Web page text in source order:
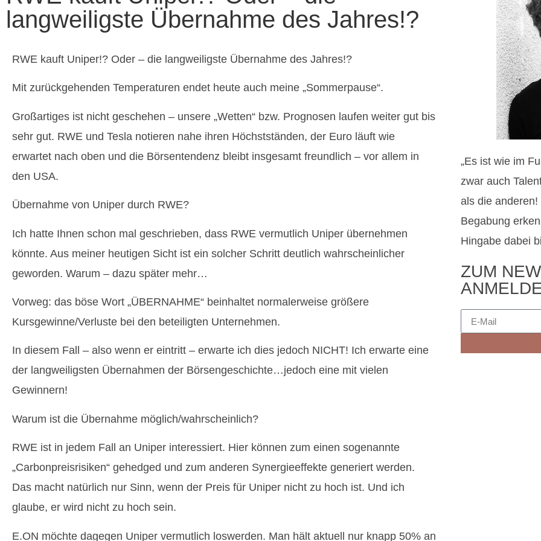
langweiligste Übernahme des Jahres!?
RWE kauft Uniper!? Oder – die langweiligste Übernahme des Jahres!?
Mit zurückgehenden Temperaturen endet heute auch meine „Sommerpause“.
Großartiges ist nicht geschehen – unsere „Wetten“ bzw. Prognosen laufen weiter gut bis
sehr gut. RWE und Tesla notieren nahe ihren Höchstständen, der Euro läuft wie
erwartet nach oben und die Börsentendenz bleibt insgesamt freundlich – vor allem in
den USA.
Übernahme von Uniper durch RWE?
Ich hatte Ihnen schon mal geschrieben, dass RWE vermutlich Uniper übernehmen
könnte. Aus meiner heutigen Sicht ist ein solcher Schritt deutlich wahrscheinlicher
geworden. Warum – dazu später mehr…
Vorweg: das böse Wort „ÜBERNAHME“ beinhaltet normalerweise größere
Kursgewinne/Verluste bei den beteiligten Unternehmen.
In diesem Fall – also wenn er eintritt – erwarte ich dies jedoch NICHT! Ich erwarte eine
der langweiligsten Übernahmen der Börsengeschichte…jedoch eine mit vielen
Gewinnern!
Warum ist die Übernahme möglich/wahrscheinlich?
RWE ist in jedem Fall an Uniper interessiert. Hier können zum einen sogenannte
„Carbonpreisrisiken“ gehedged und zum anderen Synergieeffekte generiert werden.
Das macht natürlich nur Sinn, wenn der Preis für Uniper nicht zu hoch ist. Und ich
glaube, er wird nicht zu hoch sein.
E.ON möchte dagegen Uniper vermutlich loswerden. Man hält aktuell nur knapp 50% an
„Es ist wie im
zwar auch
als die
Begabung
Hingabe dabei
ZUM